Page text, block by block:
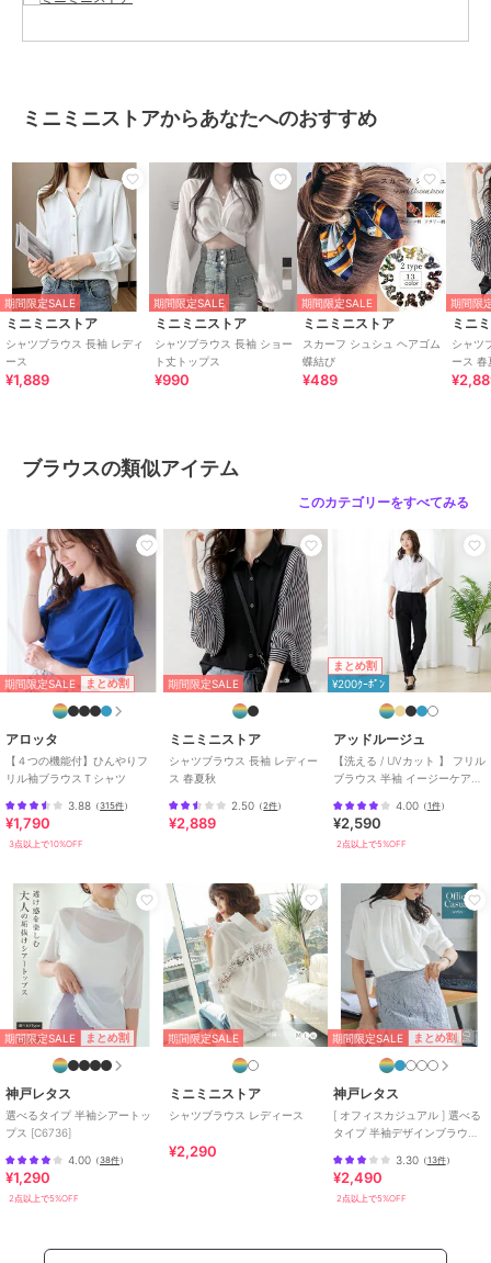
性別タイプ
レディース
ークベージュ、ネイビー
素材
ポリエステル90%+綿10%
商品のお取り扱い方法
原産国 中国製
ミニミニストアからあなたへのおすすめ
期間限定SALE
ミニミニストア
シャツブラウス 長袖 レディ
ース
¥1,889
期間限定SALE
ミニミニストア
シャツブラウス 長袖 ショー
ト丈トップス
¥990
期間限定SALE
ミニミニストア
スカーフ シュシュ ヘアゴム
蝶結び
¥489
期間限
ミニ
シャツ
ース 春
ブラウスの類似アイテム
このカテゴリーをすべてみる
期間限定SALE まとめ割
アロッタ
【４つの機能付】ひんやりフ
リル袖ブラウスＴシャツ
3.88 （315件）
¥1,790
3点以上で10%OFF
期間限定SALE
ミニミニストア
シャツブラウス 長袖 レディー
ス 春夏秋
2.50 （2件）
¥2,889
まとめ割
¥200ｸｰﾎﾟﾝ
アッドルージュ
【洗える / UVカット 】 フリル
ブラウス 半袖 イージーケア
4.00（1件）
¥2,590
2点以上で5%OFF
期間限定SALE まとめ割
神戸レタス
選べるタイプ 半袖シアートッ
プス [C6736]
4.00 （38件）
¥1,290
2点以上で5%OFF
期間限定SALE
ミニミニストア
シャツブラウス レディース
¥2,290
期間限定SALE まとめ割
神戸レタス
[ オフィスカジュアル ] 選べる
タイプ 半袖デザインブラウス
3.30（13件）
¥2,490
2点以上で5%OFF